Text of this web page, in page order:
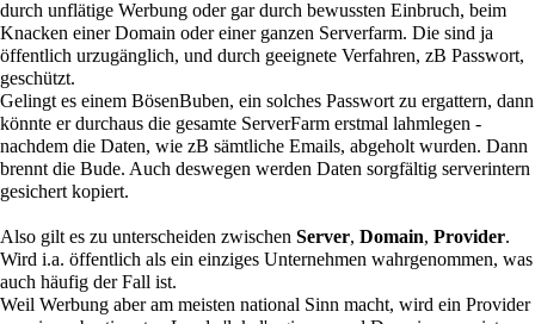
durch unflätige Werbung oder gar durch bewussten Einbruch, beim
Knacken einer Domain oder einer ganzen Serverfarm. Die sind ja
öffentlich urzugänglich, und durch geeignete Verfahren, zB Passwort,
geschützt.
Gelingt es einem BösenBuben, ein solches Passwort zu ergattern, dann
könnte er durchaus die gesamte ServerFarm erstmal lahmlegen -
nachdem die Daten, wie zB sämtliche Emails, abgeholt wurden. Dann
brennt die Bude. Auch deswegen werden Daten sorgfältig serverintern
gesichert kopiert.
Also gilt es zu unterscheiden zwischen Server, Domain, Provider.
Wird i.a. öffentlich als ein einziges Unternehmen wahrgenommen, was
auch häufig der Fall ist.
Weil Werbung aber am meisten national Sinn macht, wird ein Provider